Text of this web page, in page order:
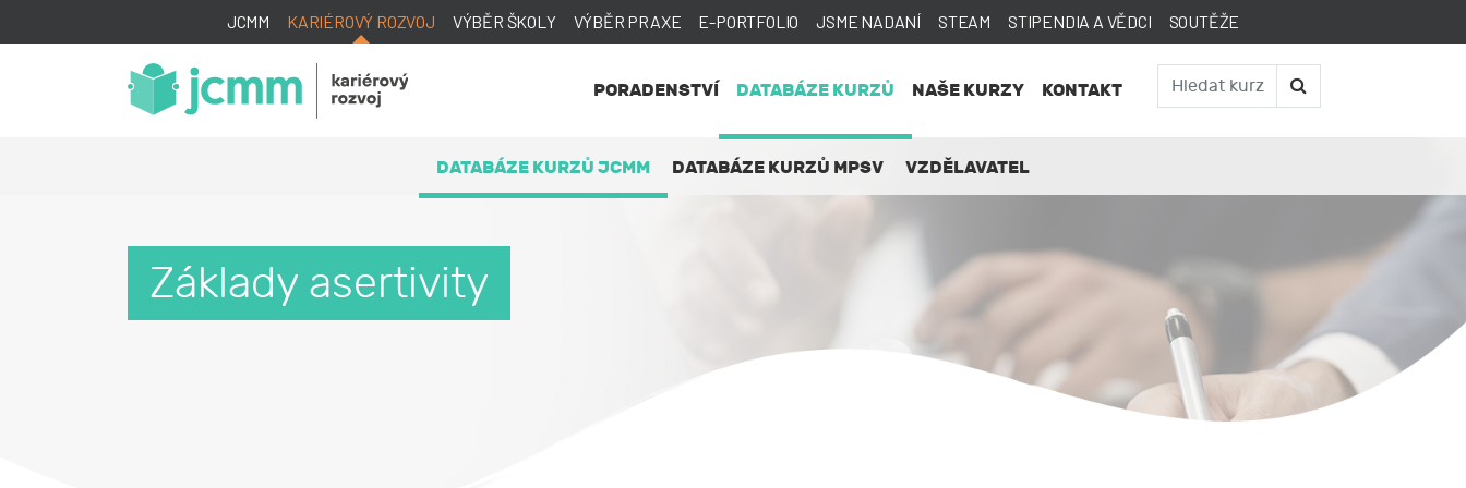
JCMM KARIÉROVÝ ROZVOJ VÝBĚR ŠKOLY VÝBĚR PRAXE E-PORTFOLIO JSME NADANÍ STEAM STIPENDIA A VĚDCI SOUTĚŽE
PORADENSTVÍ DATABÁZE KURZŮ
DATABÁZE KURZŮ JCMM DATABÁZE KURZŮ MPSV VZDĚLAVATEL
NAŠE KURZY KONTAKT
Základy asertivity